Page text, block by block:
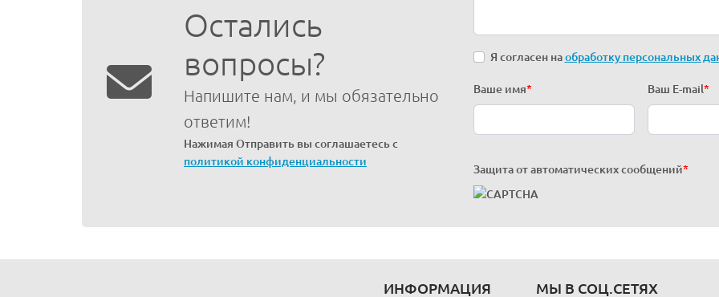
Остались
вопросы?
Напишите нам, и мы обязательно
ответим!
Нажимая Отправить вы соглашаетесь с
политикой конфиденциальности
Я согласен наобработку персональных
Ваше имя* Ваш E-mail*
Защита от автоматических сообщений*
ИНФОРМАЦИЯ МЫ В СОЦ.СЕТЯХ